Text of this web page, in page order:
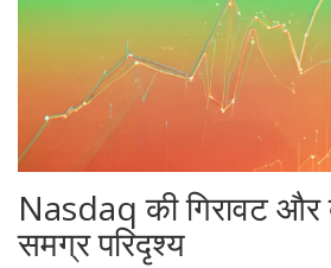
Nasdaq की गिरावट और
समग्र परिदृश्य